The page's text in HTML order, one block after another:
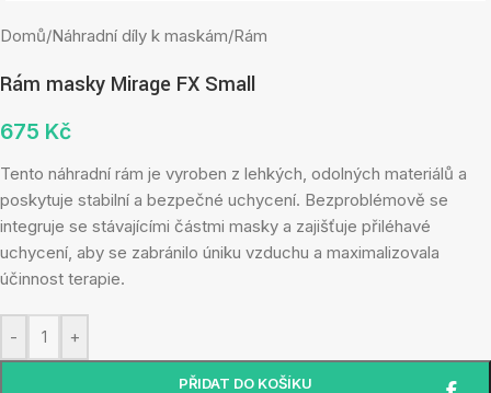
Domů/Náhradní díly k maskám/Rám
Rám masky Mirage FX Small
675 Kč
Tento náhradní rám je vyroben z lehkých, odolných materiálů a
poskytuje stabilní a bezpečné uchycení. Bezproblémově se
integruje se stávajícími částmi masky a zajišťuje přiléhavé
uchycení, aby se zabránilo úniku vzduchu a maximalizovala
účinnost terapie.
- +
PŘIDAT DO KOŠÍKU